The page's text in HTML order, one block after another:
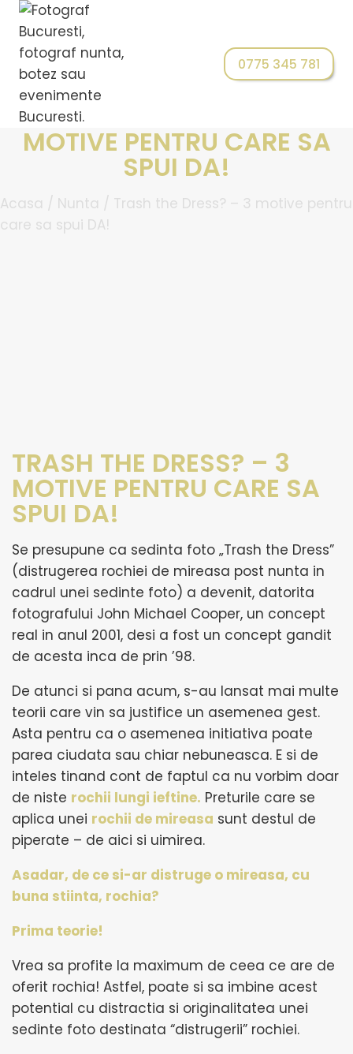
0775 345 781
TRASH THE DRESS? – 3
MOTIVE PENTRU CARE SA
SPUI DA!
Acasa / Nunta / Trash the Dress? – 3 motive pentru
care sa spui DA!
TRASH THE DRESS? – 3
MOTIVE PENTRU CARE SA
SPUI DA!
Se presupune ca sedinta foto „Trash the Dress”
(distrugerea rochiei de mireasa post nunta in
cadrul unei sedinte foto) a devenit, datorita
fotografului John Michael Cooper, un concept
real in anul 2001, desi a fost un concept gandit
de acesta inca de prin ’98.
De atunci si pana acum, s-au lansat mai multe
teorii care vin sa justifice un asemenea gest.
Asta pentru ca o asemenea initiativa poate
parea ciudata sau chiar nebuneasca. E si de
inteles tinand cont de faptul ca nu vorbim doar
de niste rochii lungi ieftine. Preturile care se
aplica unei rochii de mireasa sunt destul de
piperate – de aici si uimirea.
Asadar, de ce si-ar distruge o mireasa, cu
buna stiinta, rochia?
Prima teorie!
Vrea sa profite la maximum de ceea ce are de
oferit rochia! Astfel, poate si sa imbine acest
potential cu distractia si originalitatea unei
sedinte foto destinata “distrugerii” rochiei.